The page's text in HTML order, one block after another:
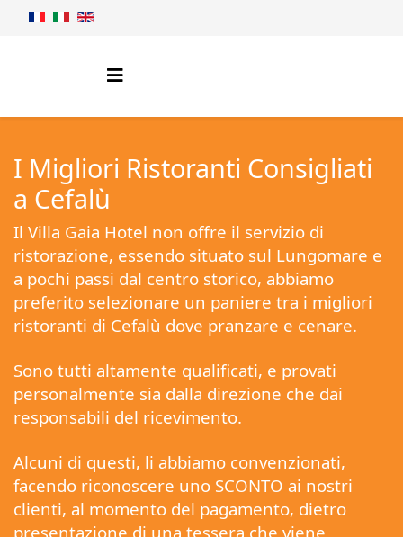
I Migliori Ristoranti Consigliati
a Cefalù
Il Villa Gaia Hotel non offre il servizio di
ristorazione, essendo situato sul Lungomare e
a pochi passi dal centro storico, abbiamo
preferito selezionare un paniere tra i migliori
ristoranti di Cefalù dove pranzare e cenare.
Sono tutti altamente qualificati, e provati
personalmente sia dalla direzione che dai
responsabili del ricevimento.
Alcuni di questi, li abbiamo convenzionati,
facendo riconoscere uno SCONTO ai nostri
clienti, al momento del pagamento, dietro
presentazione di una tessera che viene